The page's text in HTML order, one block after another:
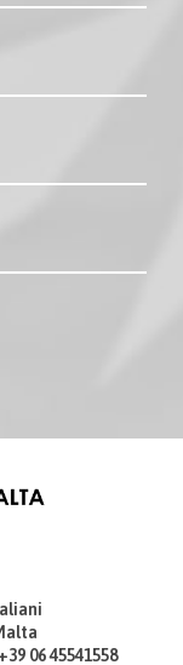
06 45541558